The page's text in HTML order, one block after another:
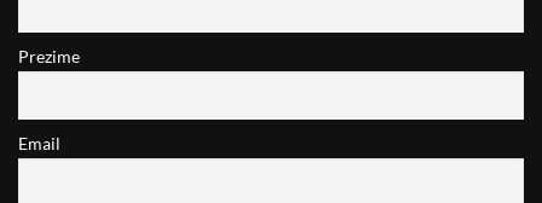
Prezime
Email